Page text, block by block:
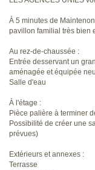
À 5 minutes de
pavillon familial très bien
Au rez-de-chaussée :
Entrée desservant un
aménagée et équipée
Salle d'eau
À l'étage :
Pièce palière à terminer
Possibilité de créer une
prévues)
Extérieurs et annexes :
Terrasse